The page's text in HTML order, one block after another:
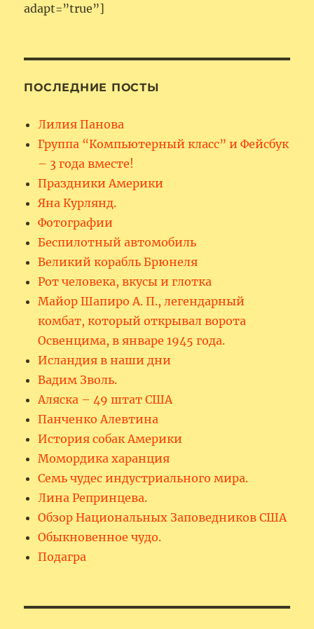
adapt=”true”]
ПОСЛЕДНИЕ ПОСТЫ
Лилия Панова
Группа “Компьютерный класс” и Фейсбук
– 3 года вместе!
Праздники Америки
Яна Курлянд.
Фотографии
Беспилотный автомобиль
Великий корабль Брюнеля
Рот человека, вкусы и глотка
Майор Шапиро А. П., легендарный
комбат, который открывал ворота
Освенцима, в январе 1945 года.
Исландия в наши дни
Вадим Зволь.
Аляска – 49 штат США
Панченко Алевтина
История собак Америки
Момордика харанция
Семь чудес индустриального мира.
Лина Репринцева.
Обзор Национальных Заповедников США
Обыкновенное чудо.
Подагра